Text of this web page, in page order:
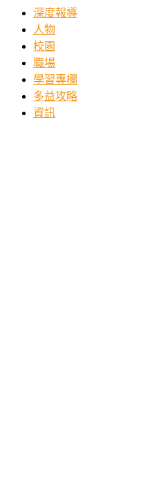
深度報導
人物
校園
職場
學習專欄
多益攻略
資訊